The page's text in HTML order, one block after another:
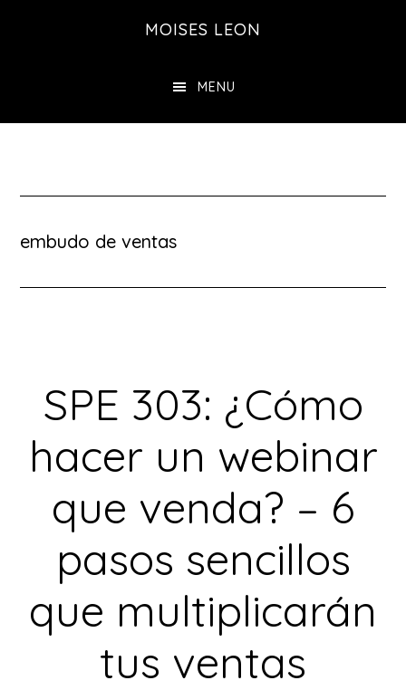
MOISES LEON
MENU
embudo de ventas
SPE 303: ¿Cómo
hacer un webinar
que venda? – 6
pasos sencillos
que multiplicarán
tus ventas